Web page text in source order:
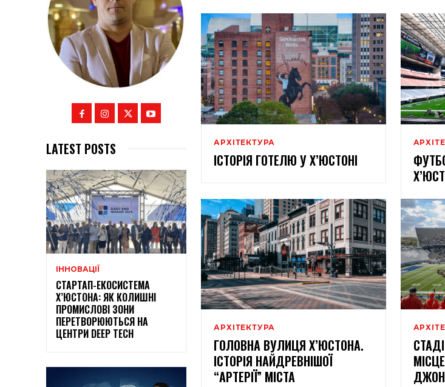
LATEST POSTS
ІННОВАЦІЇ
СТАРТАП-ЕКОСИСТЕМА
Х’ЮСТОНА: ЯК КОЛИШНІ
ПРОМИСЛОВІ ЗОНИ
ПЕРЕТВОРЮЮТЬСЯ НА
ЦЕНТРИ DEEP TECH
АРХІТЕКТУРА
ІСТОРІЯ ГОТЕЛЮ У Х’ЮСТОНІ
АРХІТЕКТУРА
ГОЛОВНА ВУЛИЦЯ Х’ЮСТОНА.
ІСТОРІЯ НАЙДРЕВНІШОЇ
“АРТЕРІЇ” МІСТА